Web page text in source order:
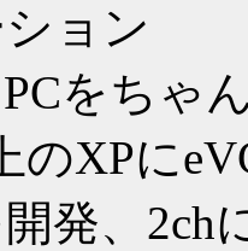
ョン
PCをちゃ
のXPに
発、2ch